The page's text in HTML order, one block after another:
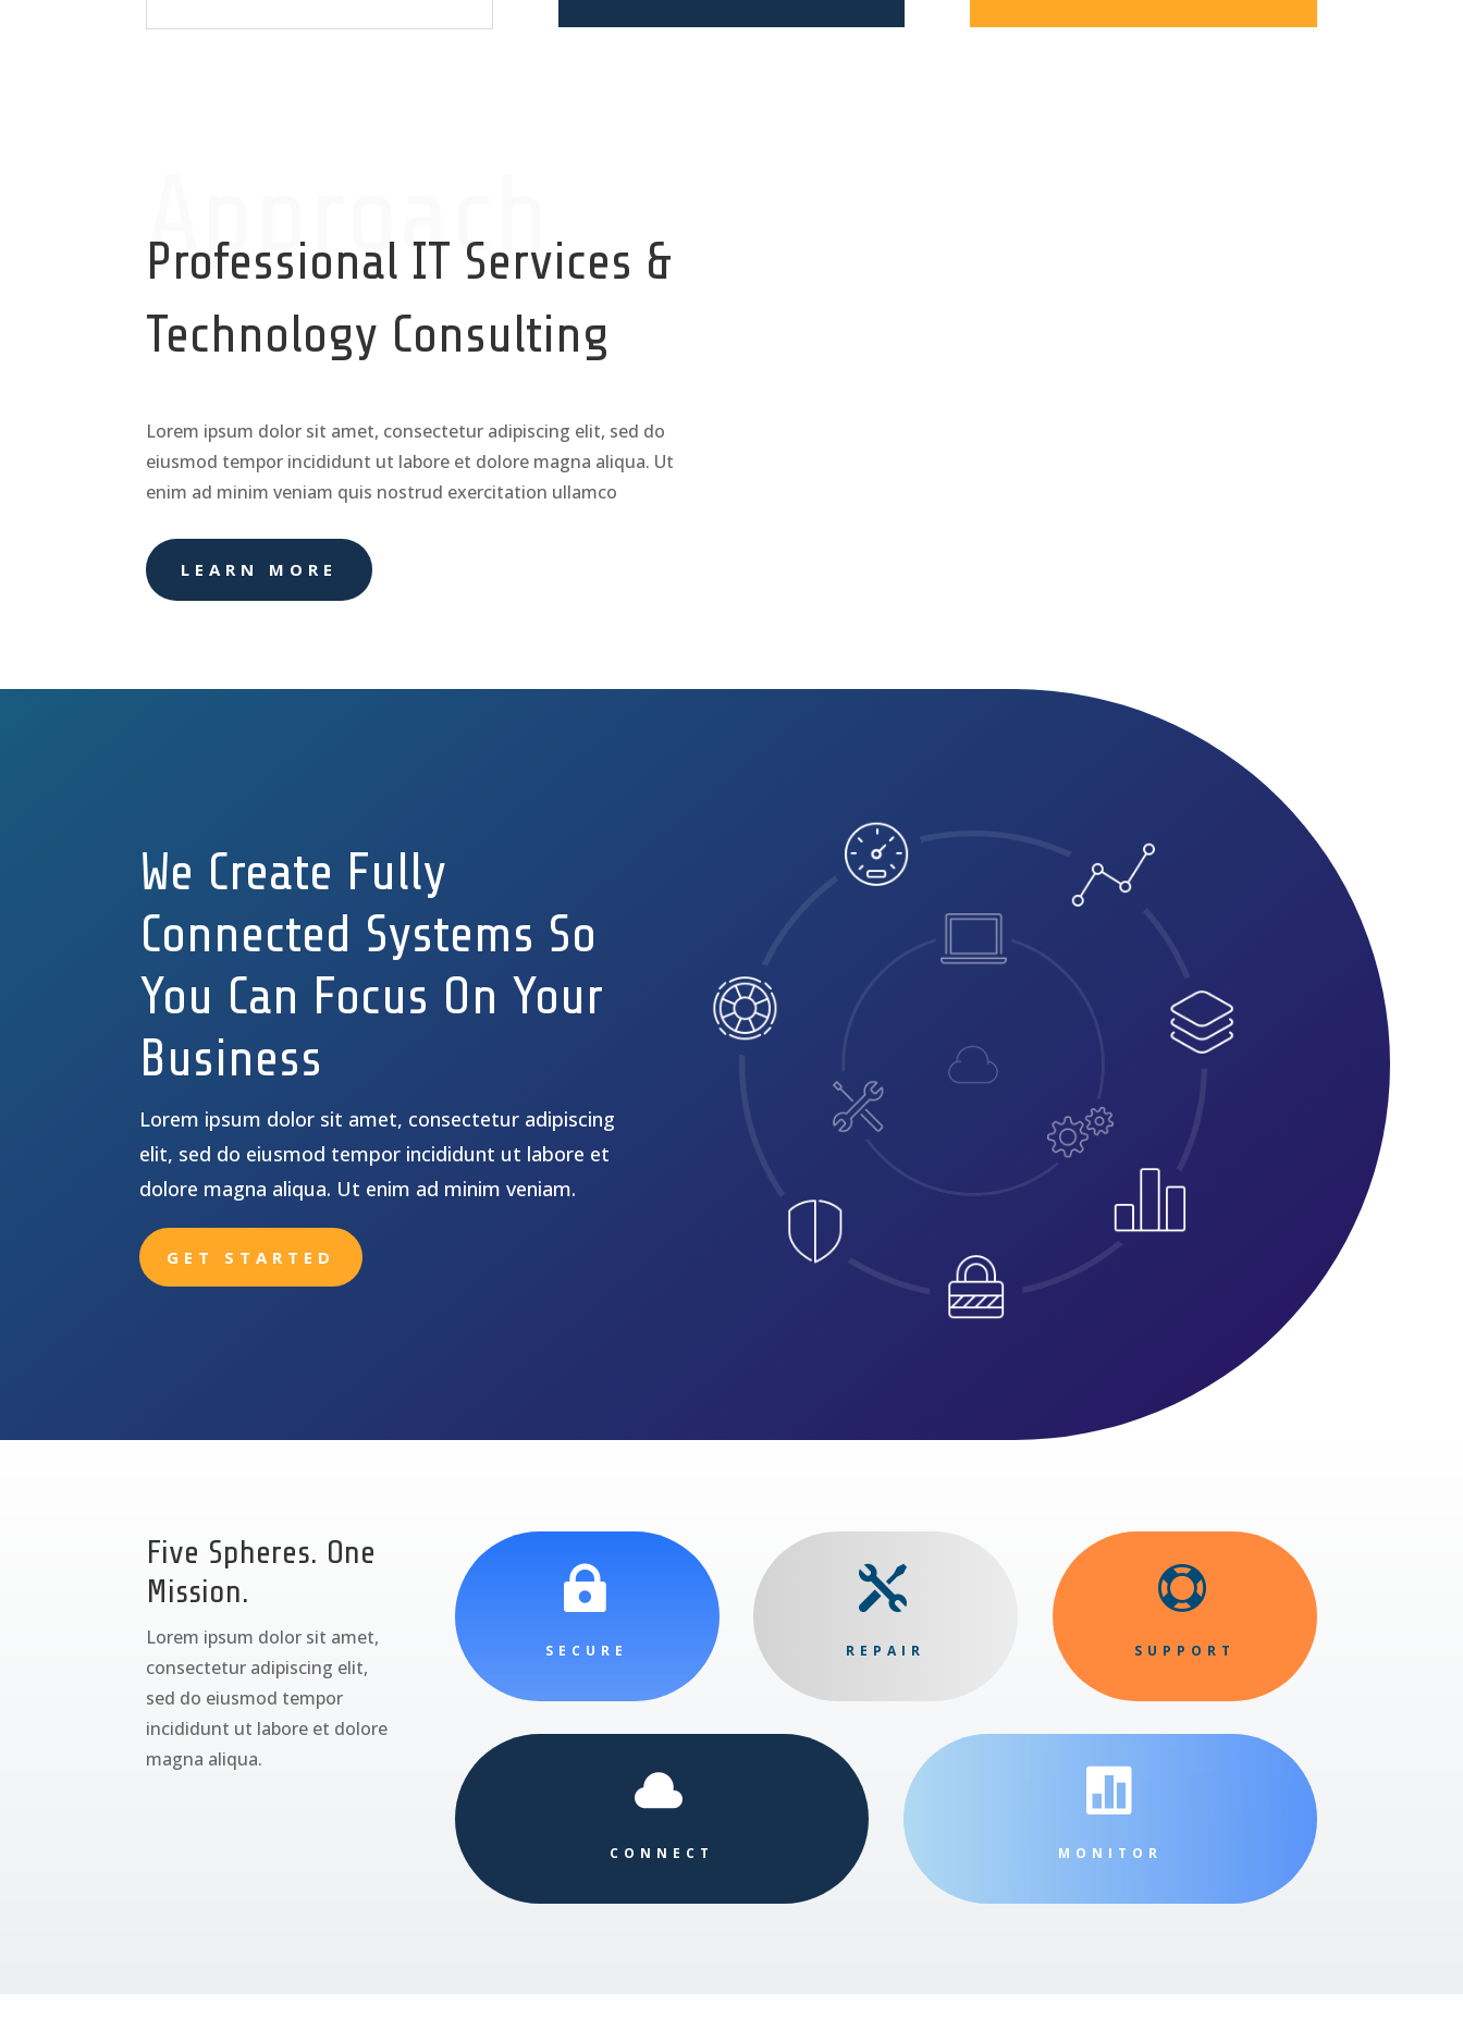
Approach
Professional IT Services &
Technology Consulting
Lorem ipsum dolor sit amet, consectetur adipiscing elit, sed do
eiusmod tempor incididunt ut labore et dolore magna aliqua. Ut
enim ad minim veniam quis nostrud exercitation ullamco
LEARN MORE
We Create Fully
Connected Systems So
You Can Focus On Your
Business
Lorem ipsum dolor sit amet, consectetur adipiscing
elit, sed do eiusmod tempor incididunt ut labore et
dolore magna aliqua. Ut enim ad minim veniam.
GET STARTED
Five Spheres. One
Mission.
Lorem ipsum dolor sit amet,
consectetur adipiscing elit,
sed do eiusmod tempor
incididunt ut labore et dolore
magna aliqua.

SECURE

REPAIR

SUPPORT

CONNECT

MONITOR